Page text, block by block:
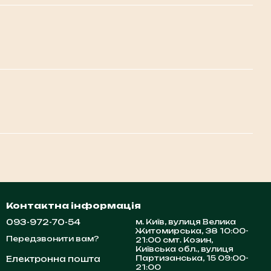
Контактна інформація
093-972-70-54
Передзвонити вам?
Електронна пошта
м. Київ, вулиця Велика
Житомирська, 38 10:00-
21:00 смт. Козин,
Київська обл., вулиця
Партизанська, 15 09:00-
21:00